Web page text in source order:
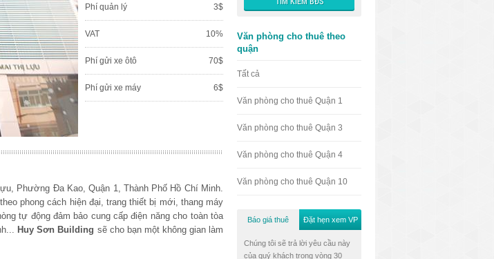
Phí quản lý 3$
VAT 10%
Phí gửi xe ôtô 70$
Phí gửi xe máy 6$
Phường Đa Kao, Quận 1, Thành Phố Hồ Chí Minh.
phong cách hiện đại, trang thiết bị mới, thang máy
tự động đảm bảo cung cấp điện năng cho toàn tòa
Huy Sơn Building sẽ cho bạn một không gian làm
Văn phòng cho thuê theo
quận
Tất cả
Văn phòng cho thuê Quận 1
Văn phòng cho thuê Quận 3
Văn phòng cho thuê Quận 4
Văn phòng cho thuê Quận 10
Báo giá thuê Đặt hẹn xem VP
Chúng tôi sẽ trả lời yêu cầu này
của quý khách trong vòng 30